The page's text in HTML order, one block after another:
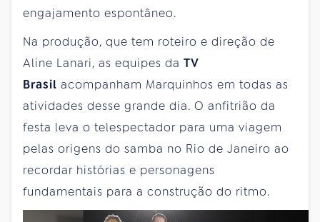
engajamento espontâneo.
Na produção, que tem roteiro e direção de
Aline Lanari, as equipes da TV
Brasil acompanham Marquinhos em todas as
atividades desse grande dia. O anfitrião da
festa leva o telespectador para uma viagem
pelas origens do samba no Rio de Janeiro ao
recordar histórias e personagens
fundamentais para a construção do ritmo.